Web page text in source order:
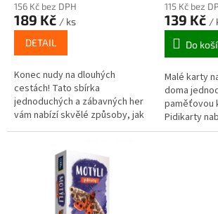
156 Kč bez DPH
189 Kč / ks
DETAIL
Konec nudy na dlouhých
cestách! Tato sbírka
jednoduchých a zábavných her
vám nabízí skvělé způsoby, jak
si zkrátit pomalu běžící čas při
115 Kč bez
139 Kč /
Do
Malé karty
doma
paměťovou
Pidikarty
ilustrované